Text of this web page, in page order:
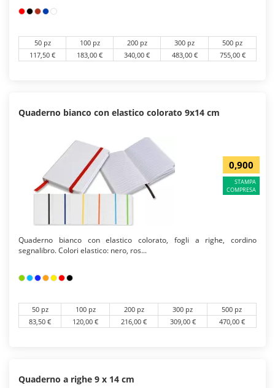
50 pz 100 pz 200 pz 300 pz
500 pz
117,50 €
183,00 € 340,00 € 483,00 € 755,00 €
Quaderno bianco con elastico colorato 9x14 cm
0,900
STAMPA
COMPRESA
Quaderno bianco con elastico colorato, fogli a righe, cordino
segnalibro. Colori elastico: nero, ros...
50 pz 100 pz 200 pz 300 pz
500 pz
83,50 €
120,00 € 216,00 € 309,00 € 470,00 €
Quaderno a righe 9 x 14 cm